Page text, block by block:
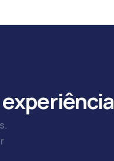
experiência